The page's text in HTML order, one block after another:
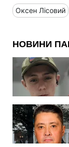
Оксен Лісовий